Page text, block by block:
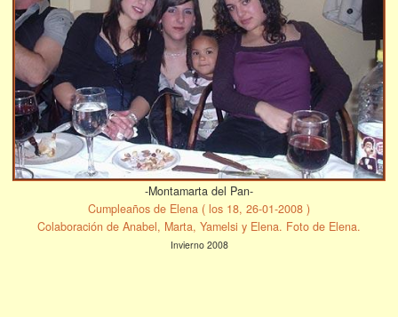
-Montamarta del Pan-
Cumpleaños de Elena ( los 18, 26-01-2008 )
Colaboración de Anabel, Marta, Yamelsi y Elena. Foto de Elena.
Invierno 2008